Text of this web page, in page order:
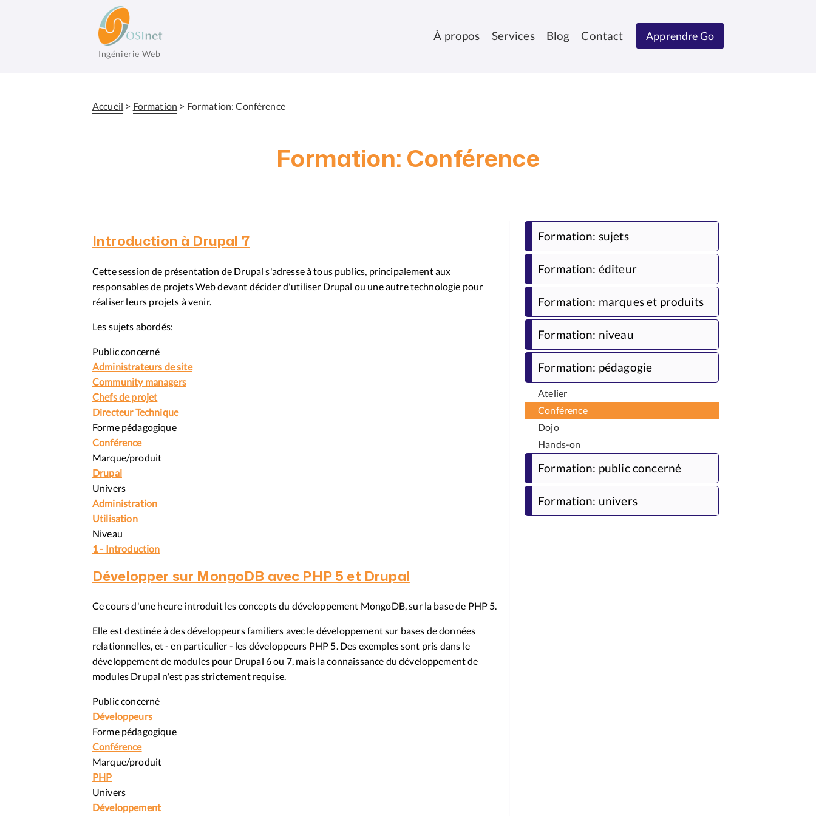
OSInet
Ingénierie Web
À propos Services Blog Contact Apprendre Go
Accueil Formation Formation: Conférence
Formation: Conférence
Introduction à Drupal 7
Cette session de présentation de Drupal s'adresse à tous publics, principalement aux
responsables de projets Web devant décider d'utiliser Drupal ou une autre technologie pour
réaliser leurs projets à venir.
Les sujets abordés:
Public concerné
Administrateurs de site
Community managers
Chefs de projet
Directeur Technique
Forme pédagogique
Conférence
Marque/produit
Drupal
Univers
Administration
Utilisation
Niveau
1 - Introduction
Développer sur MongoDB avec PHP 5 et Drupal
Ce cours d'une heure introduit les concepts du développement MongoDB, sur la base de PHP 5.
Elle est destinée à des développeurs familiers avec le développement sur bases de données
relationnelles, et - en particulier - les développeurs PHP 5. Des exemples sont pris dans le
développement de modules pour Drupal 6 ou 7, mais la connaissance du développement de
modules Drupal n'est pas strictement requise.
Public concerné
Développeurs
Forme pédagogique
Conférence
Marque/produit
PHP
Univers
Développement
Formation: sujets
Formation: éditeur
Formation: marques et produits
Formation: niveau
Formation: pédagogie
Atelier
Conférence
Dojo
Hands-on
Formation: public concerné
Formation: univers